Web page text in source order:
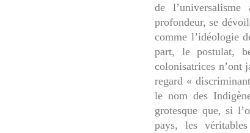
de
profondeur, se
comme l’idéologie
part, le postulat,
colonisatrices n’ont
regard «
le nom des
grotesque que, si
pays, les